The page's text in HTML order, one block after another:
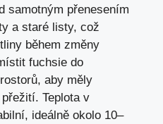
samotným přenesením
a staré listy, což
během změny
fuchsie do
aby měly
Teplota v
ideálně okolo 10–